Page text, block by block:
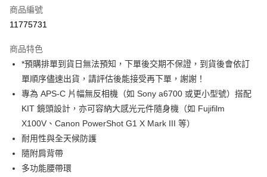
信用卡分期付款
合作金庫商業銀行
華南商業銀行
彰化商業銀行
上海商業儲蓄銀行
台北富邦商業銀行
國泰世華商業銀行
兆豐國際商業銀行
臺灣中小企業銀行
台中商業銀行
華泰商業銀行
遠東國際商業銀行
元大商業銀行
玉山商業銀行
台新國際商業銀行
6 期 0 利率 每期
華南商業銀行
彰化商業銀行
上海商業儲蓄銀行
台北富邦商業銀行
國泰世華商業銀行
兆豐國際商業銀行
臺灣中小企業銀行
台中商業銀行
匯豐（台灣）商業銀行
聯邦商業銀行
元大商業銀行
玉山商業銀行
12 期 0 利率 每期 NT$50 21家銀行
合作金庫商業銀行
第一商業銀行
上海商業儲蓄銀行
台北富邦商業銀行
國泰世華商業銀行
兆豐國際商業銀行
臺灣中小企業銀行
匯豐（台灣）商業銀行
聯邦商業銀行
超商取貨付款
LINE Pay
Apple Pay
街口支付
商品編號
11775731
商品特色
*預購排單到貨日無法預知，下單後交期不保證，到貨後會依訂
單順序儘速出貨，請評估後能接受再下單，謝謝！
專為 APS-C 片幅無反相機（如 Sony a6700 或更小型號）搭配
KIT 鏡頭設計，亦可容納大感光元件隨身機（如 Fujifilm
X100V、Canon PowerShot G1 X Mark III 等）
耐用性與全天候防護
隨附肩背帶
多功能腰帶環